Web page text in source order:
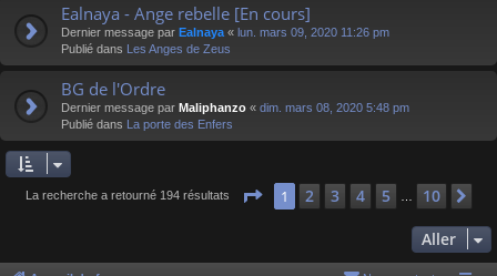
Ealnaya - Ange rebelle [En cours]
Dernier message par Ealnaya « lun. mars 09, 2020 11:26 pm
Publié dans Les Anges de Zeus
BG de l'Ordre
Dernier message par Maliphanzo « dim. mars 08, 2020 5:48 pm
Publié dans La porte des Enfers
La recherche a retourné 194 résultats Page 1sur 10
1 2 3 4 5 10
Aller